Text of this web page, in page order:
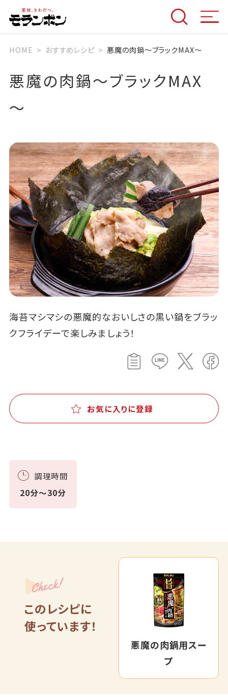
HOME おすすめレシピ 悪魔の肉鍋～ブラックMAX～
悪魔の肉鍋～ブラックMAX
～
海苔マシマシの悪魔的なおいしさの黒い鍋をブラッ
クフライデーで楽しみましょう！
お気に入りに登録
調理時間
20分～30分
Check!
このレシピに
使っています！
悪魔の肉鍋用スー
プ